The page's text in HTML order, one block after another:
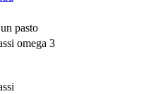
pasto
omega 3